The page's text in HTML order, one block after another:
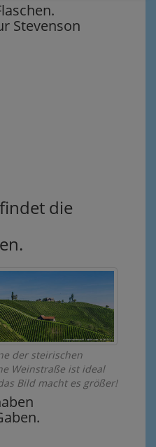
Stevenson
die
der steirischen
Weinstraße ist ideal
Bild macht es größer!